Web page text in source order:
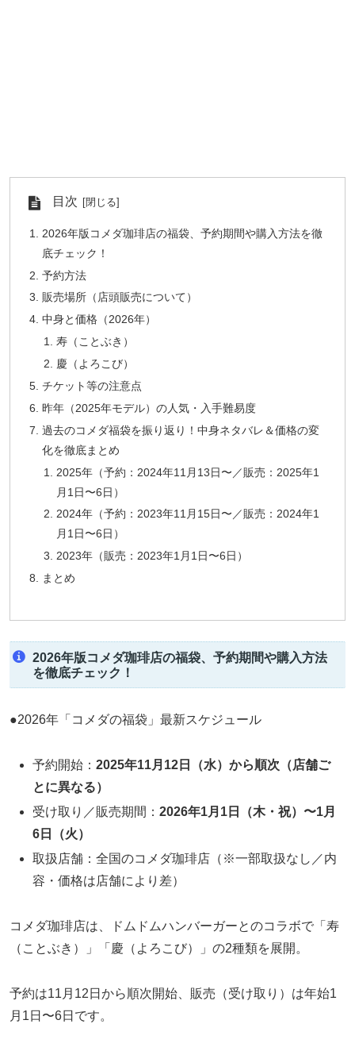
目次
2026年版コメダ珈琲店の福袋、予約期間や購入方法を徹
底チェック！
予約方法
販売場所（店頭販売について）
中身と価格（2026年）
寿（ことぶき）
慶（よろこび）
チケット等の注意点
昨年（2025年モデル）の人気・入手難易度
過去のコメダ福袋を振り返り！中身ネタバレ＆価格の変
化を徹底まとめ
2025年（予約：2024年11月13日〜／販売：2025年1
月1日〜6日）
2024年（予約：2023年11月15日〜／販売：2024年1
月1日〜6日）
2023年（販売：2023年1月1日〜6日）
まとめ
2026年版コメダ珈琲店の福袋、予約期間や購入方法
を徹底チェック！
●2026年「コメダの福袋」最新スケジュール
予約開始：2025年11月12日（水）から順次（店舗ご
とに異なる）
受け取り／販売期間：2026年1月1日（木・祝）〜1月
6日（火）
取扱店舗：全国のコメダ珈琲店（※一部取扱なし／内
容・価格は店舗により差）
コメダ珈琲店は、ドムドムハンバーガーとのコラボで「寿
（ことぶき）」「慶（よろこび）」の2種類を展開。
予約は11月12日から順次開始、販売（受け取り）は年始1
月1日〜6日です。